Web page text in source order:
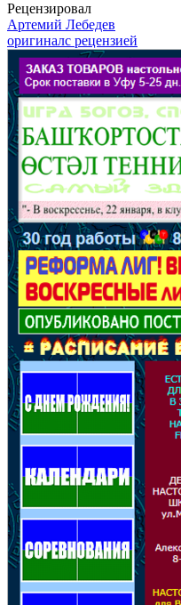
Рецензировал
Артемий Лебедев
оригиналс рецензией